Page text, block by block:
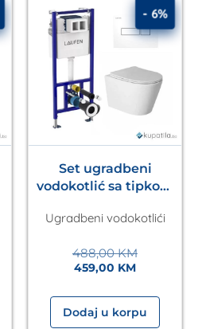
- 6%
Set ugradbeni
vodokotlić sa tipkom
+wc šolja Sava Kalla
Ugradbeni vodokotlići
488,00KM
459,00 KM
Dodaj u korpu